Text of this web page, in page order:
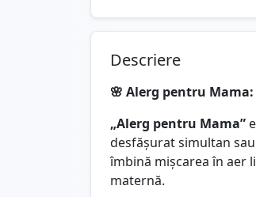
Descriere
🌸 Alerg pentru
„Alerg pentru Mama”
desfășurat simultan
îmbină mișcarea în aer
maternă.